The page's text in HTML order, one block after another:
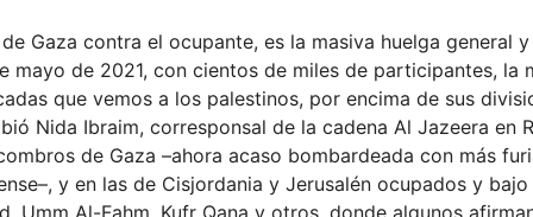
Gaza contra el ocupante, es la masiva huelga general y
de 2021, con cientos de miles de participantes, la
que vemos a los palestinos, por encima de sus
Nida Ibraim, corresponsal de la cadena Al Jazeera en
de Gaza –ahora acaso bombardeada con más
y en las de Cisjordania y Jerusalén ocupados y bajo